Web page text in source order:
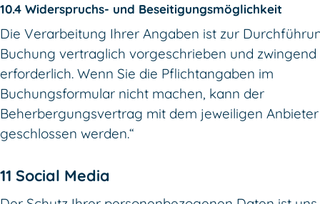
10.4 Widerspruchs- und Beseitigungsmöglichkeit
Die Verarbeitung Ihrer Angaben ist zur
Buchung vertraglich vorgeschrieben und zwingend
erforderlich. Wenn Sie die Pflichtangaben im
Buchungsformular nicht machen, kann der
Beherbergungsvertrag mit dem jeweiligen
geschlossen werden.“
11 Social Media